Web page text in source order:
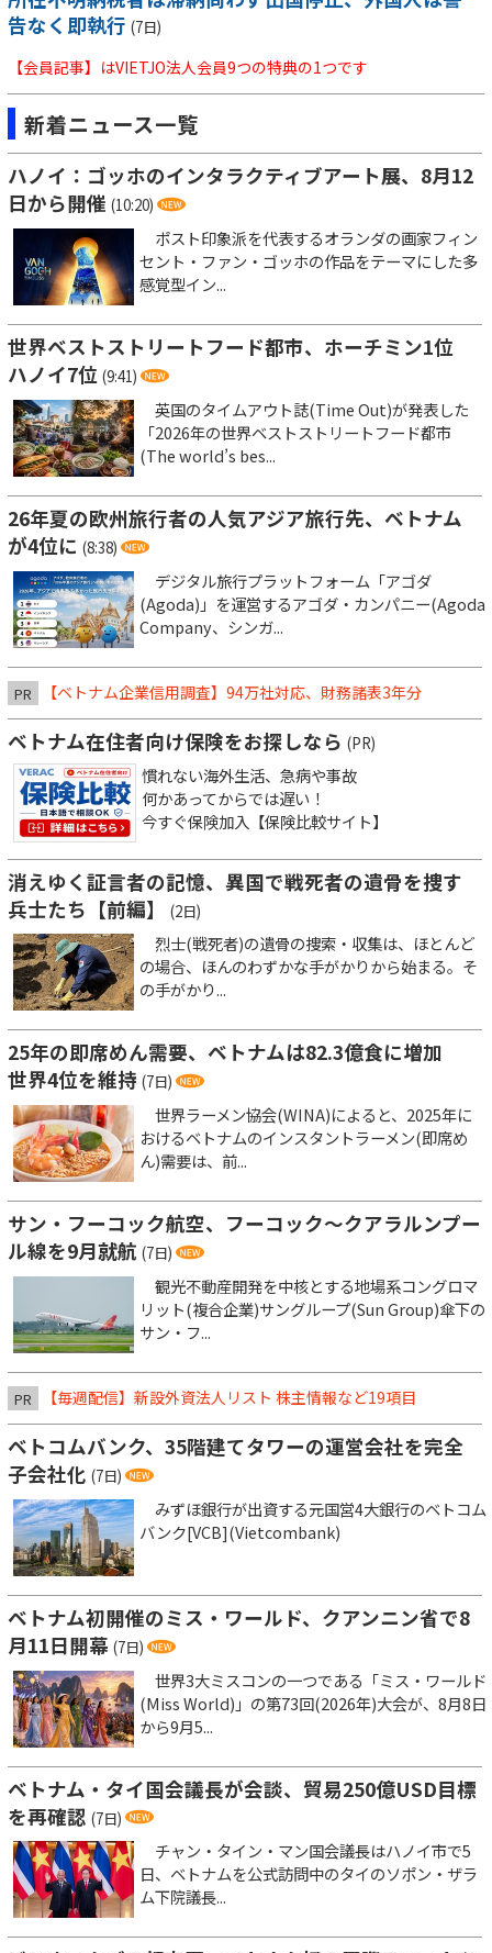
告なく即執行 (7日)
【会員記事】はVIETJO法人会員9つの特典の1つです
新着ニュース一覧
ハノイ：ゴッホのインタラクティブアート展、8月12
日から開催 (10:20)
ポスト印象派を代表するオランダの画家フィン
セント・ファン・ゴッホの作品をテーマにした多
感覚型イン...
世界ベストストリートフード都市、ホーチミン1位
ハノイ7位 (9:41)
英国のタイムアウト誌(Time Out)が発表した
「2026年の世界ベストストリートフード都市
(The world’s bes...
26年夏の欧州旅行者の人気アジア旅行先、ベトナム
が4位に (8:38)
デジタル旅行プラットフォーム「アゴダ
(Agoda)」を運営するアゴダ・カンパニー(Agoda
Company、シンガ...
PR 【ベトナム企業信用調査】94万社対応、財務諸表3年分
ベトナム在住者向け保険をお探しなら (PR)
慣れない海外生活、急病や事故
何かあってからでは遅い！
今すぐ保険加入【保険比較サイト】
消えゆく証言者の記憶、異国で戦死者の遺骨を捜す
兵士たち【前編】
(2日)
烈士(戦死者)の遺骨の捜索・収集は、ほとんど
の場合、ほんのわずかな手がかりから始まる。そ
の手がかり...
25年の即席めん需要、ベトナムは82.3億食に増加
世界4位を維持 (7日)
世界ラーメン協会(WINA)によると、2025年に
おけるベトナムのインスタントラーメン(即席め
ん)需要は、前...
サン・フーコック航空、フーコック～クアラルンプー
ル線を9月就航 (7日)
観光不動産開発を中核とする地場系コングロマ
リット(複合企業)サングループ(Sun Group)傘下の
サン・フ...
PR 【毎週配信】新設外資法人リスト 株主情報など19項目
ベトコムバンク、35階建てタワーの運営会社を完全
子会社化 (7日)
みずほ銀行が出資する元国営4大銀行のベトコム
バンク[VCB](Vietcombank)
ベトナム初開催のミス・ワールド、クアンニン省で8
月11日開幕 (7日)
世界3大ミスコンの一つである「ミス・ワールド
(Miss World)」の第73回(2026年)大会が、8月8日
から9月5...
ベトナム・タイ国会議長が会談、貿易250億USD目標
を再確認 (7日)
チャン・タイン・マン国会議長はハノイ市で5
日、ベトナムを公式訪問中のタイのソポン・ザラ
ム下院議長...